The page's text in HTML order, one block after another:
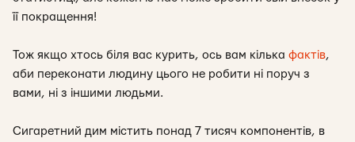
її покращення!
Тож якщо хтось біля вас курить, ось вам кілька фактів,
аби переконати людину цього не робити ні поруч з
вами, ні з іншими людьми.
Сигаретний дим містить понад 7 тисяч компонентів, в